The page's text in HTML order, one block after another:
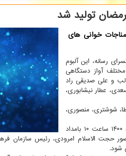
تولید شد
خوانی های
رسانه، این آلبوم
آواز دستگاهی
و علی صدیقی راد
عطار نیشابوری،
شوشتری، منصوری،
آلبوم «سر عشق» در روز شنبه، چهارم اردیبهشت ماه ۱۴۰۰ ساعت ۱۰ بامداد
حجت الاسلام امرودی، رئیس سازمان
شود.